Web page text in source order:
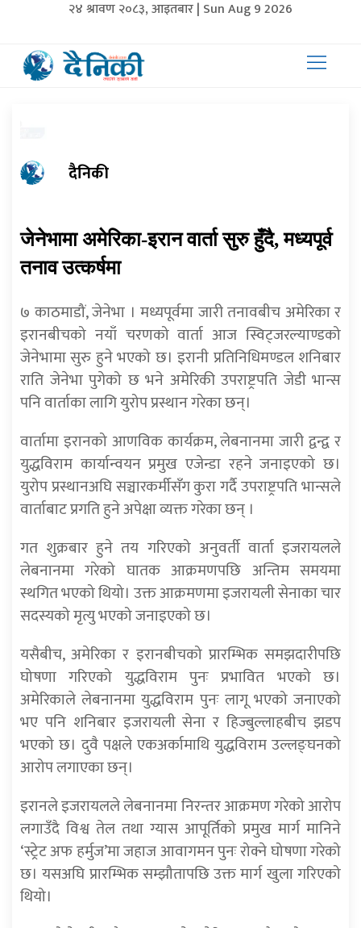
२४ श्रावण २०८३, आइतबार | Sun Aug 9 2026
दैनिकी
जेनेभामा अमेरिका-इरान वार्ता सुरु हुँदै, मध्यपूर्व
तनाव उत्कर्षमा
७ काठमाडौं, जेनेभा । मध्यपूर्वमा जारी तनावबीच अमेरिका र
इरानबीचको नयाँ चरणको वार्ता आज स्विट्जरल्याण्डको
जेनेभामा सुरु हुने भएको छ। इरानी प्रतिनिधिमण्डल शनिबार
राति जेनेभा पुगेको छ भने अमेरिकी उपराष्ट्रपति जेडी भान्स
पनि वार्ताका लागि युरोप प्रस्थान गरेका छन्।
वार्तामा इरानको आणविक कार्यक्रम, लेबनानमा जारी द्वन्द्व र
युद्धविराम कार्यान्वयन प्रमुख एजेन्डा रहने जनाइएको छ।
युरोप प्रस्थानअघि सञ्चारकर्मीसँग कुरा गर्दै उपराष्ट्रपति भान्सले
वार्ताबाट प्रगति हुने अपेक्षा व्यक्त गरेका छन् ।
गत शुक्रबार हुने तय गरिएको अनुवर्ती वार्ता इजरायलले
लेबनानमा गरेको घातक आक्रमणपछि अन्तिम समयमा
स्थगित भएको थियो। उक्त आक्रमणमा इजरायली सेनाका चार
सदस्यको मृत्यु भएको जनाइएको छ।
यसैबीच, अमेरिका र इरानबीचको प्रारम्भिक समझदारीपछि
घोषणा गरिएको युद्धविराम पुनः प्रभावित भएको छ।
अमेरिकाले लेबनानमा युद्धविराम पुनः लागू भएको जनाएको
भए पनि शनिबार इजरायली सेना र हिज्बुल्लाहबीच झडप
भएको छ। दुवै पक्षले एकअर्कामाथि युद्धविराम उल्लङ्घनको
आरोप लगाएका छन्।
इरानले इजरायलले लेबनानमा निरन्तर आक्रमण गरेको आरोप
लगाउँदै विश्व तेल तथा ग्यास आपूर्तिको प्रमुख मार्ग मानिने
‘स्ट्रेट अफ हर्मुज’मा जहाज आवागमन पुनः रोक्ने घोषणा गरेको
छ। यसअघि प्रारम्भिक सम्झौतापछि उक्त मार्ग खुला गरिएको
थियो।